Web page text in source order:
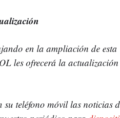
en la ampliación de
les ofrecerá la
su teléfono móvil las noticias